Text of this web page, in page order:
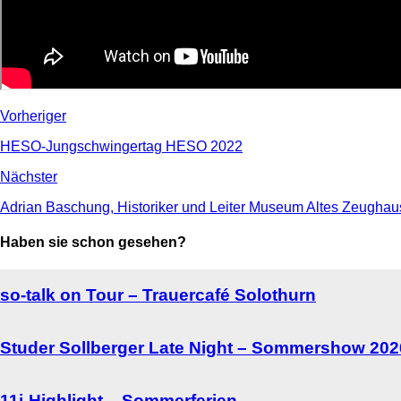
Vorheriger
HESO-Jungschwingertag HESO 2022
Nächster
Adrian Baschung, Historiker und Leiter Museum Altes
Haben sie schon gesehen?
so-talk on Tour – Trauercafé Solothurn
Studer Sollberger Late Night – Sommershow